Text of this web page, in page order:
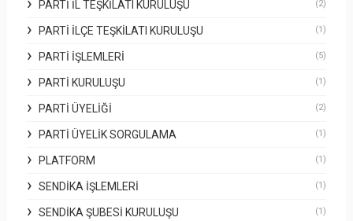
PARTI İL TEŞKILATI KURULUŞU (2)
PARTI İLÇE TEŞKILATI KURULUŞU (1)
PARTI İŞLEMLERI (5)
PARTI KURULUŞU (1)
PARTI ÜYELIĞI (2)
PARTI ÜYELIK SORGULAMA (1)
PLATFORM (1)
SENDIKA İŞLEMLERI (1)
SENDIKA ŞUBESI KURULUŞU (1)